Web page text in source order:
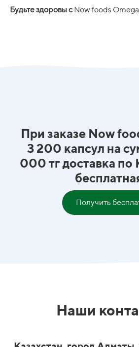
Будьте здоровы сNow foods
При заказе Now
3 200 капсул на
000 тг доставка по
Получить
Наши